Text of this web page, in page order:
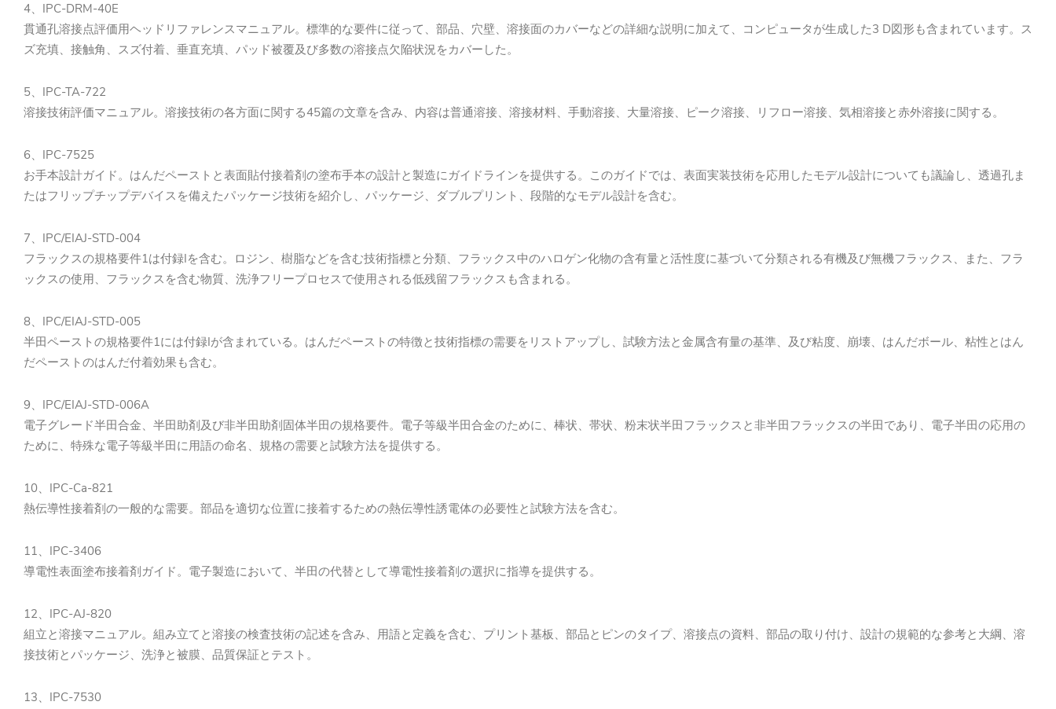
4、IPC-DRM-40E
貫通孔溶接点評価用ヘッドリファレンスマニュアル。標準的な要件に従って、部品、穴壁、溶接面のカバーなどの詳細な説明に加えて、コンピュータが生成した3 D図形も含まれています。ス
ズ充填、接触角、スズ付着、垂直充填、パッド被覆及び多数の溶接点欠陥状況をカバーした。
5、IPC-TA-722
溶接技術評価マニュアル。溶接技術の各方面に関する45篇の文章を含み、内容は普通溶接、溶接材料、手動溶接、大量溶接、ピーク溶接、リフロー溶接、気相溶接と赤外溶接に関する。
6、IPC-7525
お手本設計ガイド。はんだペーストと表面貼付接着剤の塗布手本の設計と製造にガイドラインを提供する。このガイドでは、表面実装技術を応用したモデル設計についても議論し、透過孔ま
たはフリップチップデバイスを備えたパッケージ技術を紹介し、パッケージ、ダブルプリント、段階的なモデル設計を含む。
7、IPC/EIAJ-STD-004
フラックスの規格要件1は付録Iを含む。ロジン、樹脂などを含む技術指標と分類、フラックス中のハロゲン化物の含有量と活性度に基づいて分類される有機及び無機フラックス、また、フラ
ックスの使用、フラックスを含む物質、洗浄フリープロセスで使用される低残留フラックスも含まれる。
8、IPC/EIAJ-STD-005
半田ペーストの規格要件1には付録Iが含まれている。はんだペーストの特徴と技術指標の需要をリストアップし、試験方法と金属含有量の基準、及び粘度、崩壊、はんだボール、粘性とはん
だペーストのはんだ付着効果も含む。
9、IPC/EIAJ-STD-006A
電子グレード半田合金、半田助剤及び非半田助剤固体半田の規格要件。電子等級半田合金のために、棒状、帯状、粉末状半田フラックスと非半田フラックスの半田であり、電子半田の応用の
ために、特殊な電子等級半田に用語の命名、規格の需要と試験方法を提供する。
10、IPC-Ca-821
熱伝導性接着剤の一般的な需要。部品を適切な位置に接着するための熱伝導性誘電体の必要性と試験方法を含む。
11、IPC-3406
導電性表面塗布接着剤ガイド。電子製造において、半田の代替として導電性接着剤の選択に指導を提供する。
12、IPC-AJ-820
組立と溶接マニュアル。組み立てと溶接の検査技術の記述を含み、用語と定義を含む、プリント基板、部品とピンのタイプ、溶接点の資料、部品の取り付け、設計の規範的な参考と大綱、溶
接技術とパッケージ、洗浄と被膜、品質保証とテスト。
13、IPC-7530